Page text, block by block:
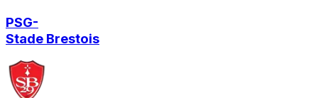
PSG-
Stade Brestois